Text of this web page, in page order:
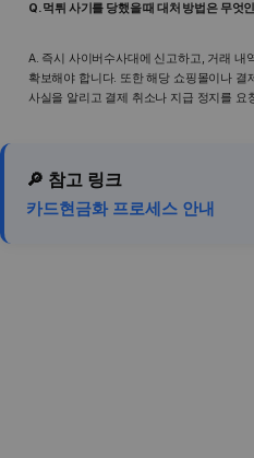
Q. 먹튀 사기를 당했을 때 대처 방법은 무엇
A. 즉시 사이버수사대에 신고하고, 거래 내
확보해야 합니다. 또한 해당 쇼핑몰이나
사실을 알리고 결제 취소나 지급 정지를
🔎 참고 링크
카드현금화 프로세스 안내